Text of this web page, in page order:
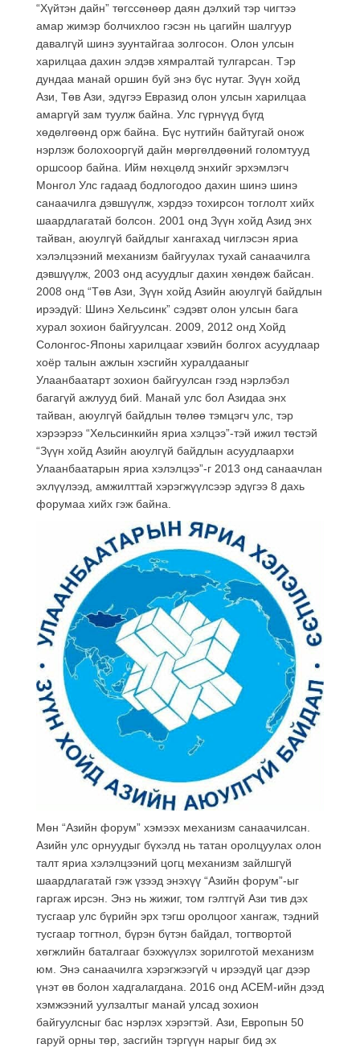
“Хүйтэн дайн” төгссөнөөр даян дэлхий тэр чигтээ
амар жимэр болчихлоо гэсэн нь цагийн шалгуур
давалгүй шинэ зуунтайгаа золгосон. Олон улсын
харилцаа дахин элдэв хямралтай тулгарсан. Тэр
дундаа манай оршин буй энэ бүс нутаг. Зүүн хойд
Ази, Төв Ази, эдүгээ Евразид олон улсын харилцаа
амаргүй зам туулж байна. Улс гүрнүүд бүгд
хөдөлгөөнд орж байна. Бүс нутгийн байтугай онож
нэрлэж болохооргүй дайн мөргөлдөөний голомтууд
оршсоор байна. Ийм нөхцөлд энхийг эрхэмлэгч
Монгол Улс гадаад бодлогодоо дахин шинэ шинэ
санаачилга дэвшүүлж, хэрдээ тохирсон тоглолт хийх
шаардлагатай болсон. 2001 онд Зүүн хойд Азид энх
тайван, аюулгүй байдлыг хангахад чиглэсэн яриа
хэлэлцээний механизм байгуулах тухай санаачилга
дэвшүүлж, 2003 онд асуудлыг дахин хөндөж байсан.
2008 онд “Төв Ази, Зүүн хойд Азийн аюулгүй байдлын
ирээдүй: Шинэ Хельсинк” сэдэвт олон улсын бага
хурал зохион байгуулсан. 2009, 2012 онд Хойд
Солонгос-Японы харилцааг хэвийн болгох асуудлаар
хоёр талын ажлын хэсгийн хуралдааныг
Улаанбаатарт зохион байгуулсан гээд нэрлэбэл
багагүй ажлууд бий. Манай улс бол Азидаа энх
тайван, аюулгүй байдлын төлөө тэмцэгч улс, тэр
хэрээрээ “Хельсинкийн яриа хэлцээ”-тэй ижил төстэй
“Зүүн хойд Азийн аюулгүй байдлын асуудлаархи
Улаанбаатарын яриа хэлэлцээ”-г 2013 онд санаачлан
эхлүүлээд, амжилттай хэрэгжүүлсээр эдүгээ 8 дахь
форумаа хийх гэж байна.
Мөн “Азийн форум” хэмээх механизм санаачилсан.
Азийн улс орнуудыг бүхэлд нь татан оролцуулах олон
талт яриа хэлэлцээний цогц механизм зайлшгүй
шаардлагатай гэж үзээд энэхүү “Азийн форум”-ыг
гаргаж ирсэн. Энэ нь жижиг, том гэлтгүй Ази тив дэх
тусгаар улс бүрийн эрх тэгш оролцоог хангаж, тэдний
тусгаар тогтнол, бүрэн бүтэн байдал, тогтвортой
хөгжлийн баталгааг бэхжүүлэх зорилготой механизм
юм. Энэ санаачилга хэрэгжээгүй ч ирээдүй цаг дээр
үнэт өв болон хадгалагдана. 2016 онд АСЕМ-ийн дээд
хэмжээний уулзалтыг манай улсад зохион
байгуулсныг бас нэрлэх хэрэгтэй. Ази, Европын 50
гаруй орны төр, засгийн тэргүүн нарыг бид эх